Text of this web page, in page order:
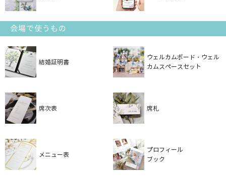
会場で使うもの
結婚証明書
ウェルカムボード・ウェル
カムスペースセット
席次表 席札
メニュー表
プロフィール
ブック